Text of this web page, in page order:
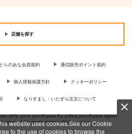
website uses cookies.See our Cookie
to the use of cookies to browse the
店舗を探す
とらのあな会員規約 通信販売ポイント規約
個人情報保護方針 クッキーポリシー
なりすまし・いたずら注文について
ship your purchases by using purchases agent
{more…} for more information …more